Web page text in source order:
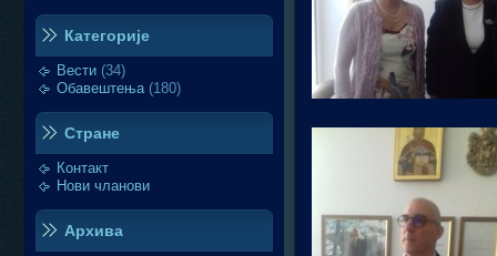
Категорије
Вести (34)
Обавештења(180)
Стране
Контакт
Нови чланови
Архива